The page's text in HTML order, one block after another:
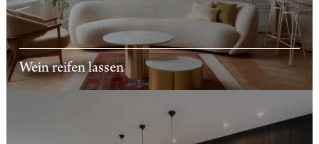
Wein reifen lassen